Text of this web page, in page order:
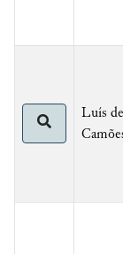
Luís de